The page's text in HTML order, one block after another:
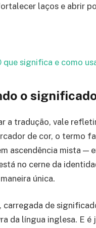
laços e abrir
que significa e como
o
a tradução, vale
de cor, o termo
ascendência mista —
no cerne da
única.
carregada de
da língua inglesa. E